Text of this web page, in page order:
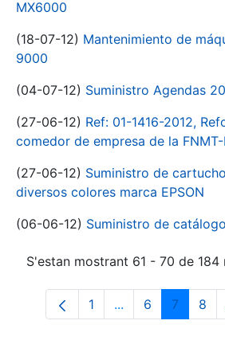
MX6000
(18-07-12) Mantenimiento de
9000
(04-07-12) Suministro Agendas
(27-06-12) Ref: 01-1416-2012,
comedor de empresa de la FNMT-
(27-06-12) Suministro de
diversos colores marca EPSON
(06-06-12) Suministro de
S'estan mostrant 61 - 70 de 184
Pàgina
1 ...Pàgines
Pàgina
6 Pàgina
7 8